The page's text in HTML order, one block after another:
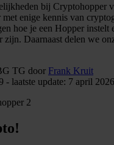
bij Cryptohopper
met enige kennis van
hoe je een Hopper instelt
zijn. Daarnaast delen we
door Frank Kruit
- laatste update: 7 april 2026